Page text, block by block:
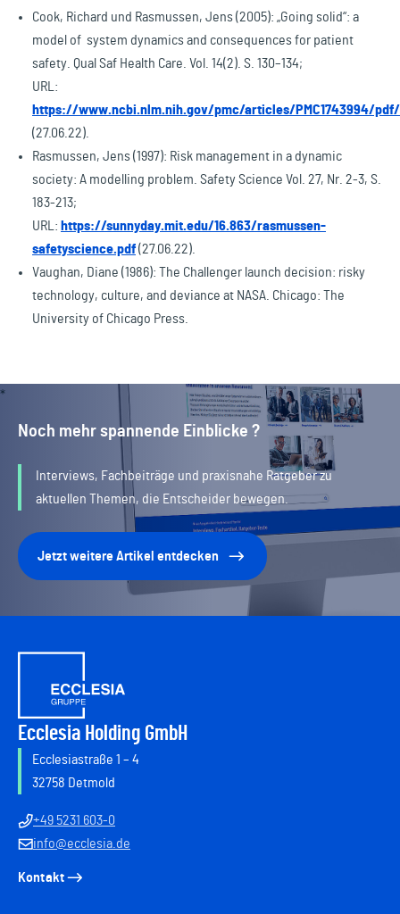
Cook, Richard und Rasmussen, Jens (2005): „Going solid“: a
model of system dynamics and consequences for patient
safety. Qual Saf Health Care. Vol. 14(2). S. 130–134;
URL:
https://www.ncbi.nlm.nih.gov/pmc/articles/PMC1743994/pdf/
(27.06.22).
Rasmussen, Jens (1997): Risk management in a dynamic
society: A modelling problem. Safety Science Vol. 27, Nr. 2-3, S.
183-213;
URL: https://sunnyday.mit.edu/16.863/rasmussen-
safetyscience.pdf(27.06.22).
Vaughan, Diane (1986): The Challenger launch decision: risky
technology, culture, and deviance at NASA. Chicago: The
University of Chicago Press.
Noch mehr spannende Einblicke ?
Interviews, Fachbeiträge und praxisnahe Ratgeber zu
aktuellen Themen, die Entscheider bewegen.
Jetzt weitere Artikel entdecken
Ecclesia Holding GmbH
Ecclesiastraße 1 – 4
32758 Detmold
+49 5231 603-0
info@ecclesia.de
Kontakt